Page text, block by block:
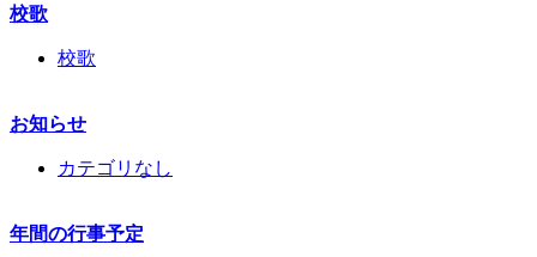
校歌
校歌
お知らせ
カテゴリなし
年間の行事予定